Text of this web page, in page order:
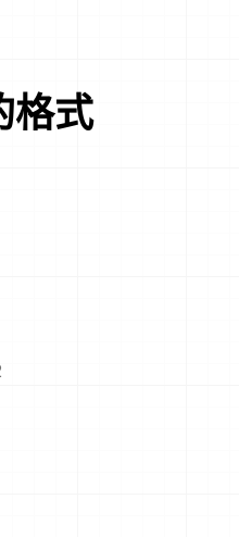
格式